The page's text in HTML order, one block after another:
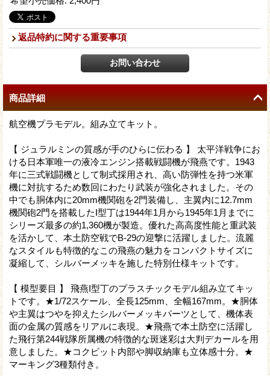
返品特約に関する重要事項
商品詳細
航空機プラモデル。組み立てキット。
【 ジュラルミンの質感が手のひらに伝わる 】 太平洋戦争にお
ける日本軍唯一の液冷エンジン搭載戦闘機が飛燕です。1943
年に三式戦闘機として制式採用され、高い防弾性を持つ米軍
機に対抗するため数回にわたり武装が強化されました。その
中でも胴体内に20mm機関砲を2門装備し、主翼内に12.7mm
機関砲2門を搭載したI型丁は1944年1月から1945年1月までに
シリーズ最多の約1,360機が製造。優れた高高度性能と重武装
を活かして、本土防空戦でB-29の迎撃に活躍しました。流麗
なスタイルも特徴的なこの飛燕の魅力をコンパクトサイズに
凝縮して、シルバーメッキを施した特別仕様キットです。
【 模型要目 】 飛燕I型丁のプラスチックモデル組み立てキッ
トです。★1/72スケール、全長125mm、全幅167mm。★胴体
や主翼はつやを抑えたシルバーメッキパーツとして、機体表
面の金属の質感をリアルに表現。★飛燕で本土防空に活躍し
た飛行第244戦隊所属機の特徴的な斑迷彩は大判デカールを用
意しました。★コクピット内部や脚収納庫も立体感十分。★
マーキング3種類付き。